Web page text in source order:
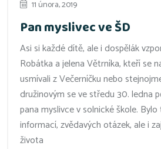
11 února, 2019
Pan myslivec ve ŠD
Asi si každé dítě, ale i dospělák
Robátka a jelena Větrníka, kteří se
usmívali z Večerníčku nebo
družinovým se ve středu 30. ledna
pana myslivce v solnické škole.
informací, zvědavých otázek, ale i
života